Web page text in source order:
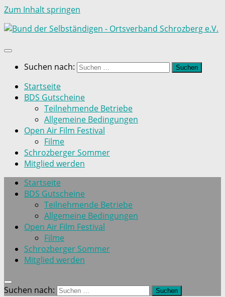
Zum Inhalt springen
Suchen nach:
Startseite
BDS Gutscheine
Teilnehmende Betriebe
Allgemeine Bedingungen
Open Air Film Festival
Filme
Schrozberger Sommer
Mitglied werden
Startseite
BDS Gutscheine
Teilnehmende Betriebe
Allgemeine Bedingungen
Open Air Film Festival
Filme
Schrozberger Sommer
Mitglied werden
Suchen nach: